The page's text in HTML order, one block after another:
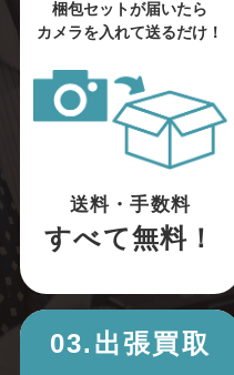
梱包セットが届いたら
カメラを入れて送るだけ！
送料・手数料
すべて無料！
03.出張買取